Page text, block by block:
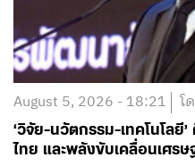
August 5, 2026 - 18:21 โ
‘วิจัย-นวัตกรรม-เทคโนโลยี
ไทย และพลังขับเคลื่อนเศรษ
อ่านต่อ